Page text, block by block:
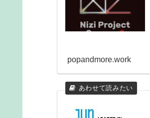
popandmore.work